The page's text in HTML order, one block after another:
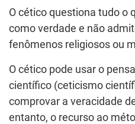
O cético questiona tudo o
como verdade e não
fenômenos religiosos ou
O cético pode usar o
científico (ceticismo
comprovar a veracidade
entanto, o recurso ao